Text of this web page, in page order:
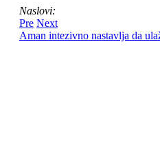
Naslovi:
Pre Next
Aman intezivno nastavlja da